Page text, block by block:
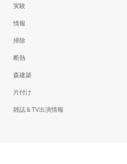
実験
情報
掃除
断熱
森建築
片付け
雑誌＆TV出演情報